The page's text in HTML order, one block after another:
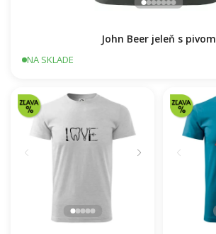
John Beer jeleň s pivom
NA SKLADE